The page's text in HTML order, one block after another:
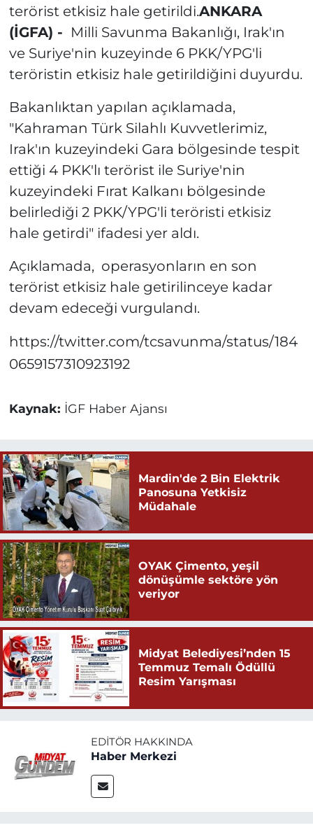
terörist etkisiz hale getirildi.ANKARA
(İGFA) - Milli Savunma Bakanlığı, Irak'ın
ve Suriye'nin kuzeyinde 6 PKK/YPG'li
teröristin etkisiz hale getirildiğini duyurdu.
Bakanlıktan yapılan açıklamada,
"Kahraman Türk Silahlı Kuvvetlerimiz,
Irak'ın kuzeyindeki Gara bölgesinde tespit
ettiği 4 PKK'lı terörist ile Suriye'nin
kuzeyindeki Fırat Kalkanı bölgesinde
belirlediği 2 PKK/YPG'li teröristi etkisiz
hale getirdi" ifadesi yer aldı.
Açıklamada, operasyonların en son
terörist etkisiz hale getirilinceye kadar
devam edeceği vurgulandı.
https://twitter.com/tcsavunma/status/184
0659157310923192
Kaynak: İGF Haber Ajansı
Mardin'de 2 Bin Elektrik
Panosuna Yetkisiz
Müdahale
OYAK Çimento, yeşil
dönüşümle sektöre yön
veriyor
Midyat Belediyesi’nden 15
Temmuz Temalı Ödüllü
Resim Yarışması
EDITÖR HAKKINDA
Haber Merkezi